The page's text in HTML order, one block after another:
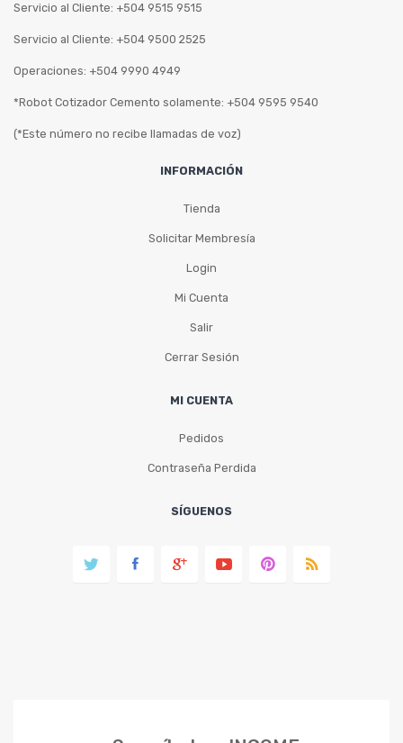
Servicio al Cliente: +504 9515 9515
Servicio al Cliente: +504 9500 2525
Operaciones: +504 9990 4949
*Robot Cotizador Cemento solamente: +504 9595 9540
(*Este número no recibe llamadas de voz)
INFORMACIÓN
Tienda
Solicitar Membresía
Login
Mi Cuenta
Salir
Cerrar Sesión
MI CUENTA
Pedidos
Contraseña Perdida
SÍGUENOS